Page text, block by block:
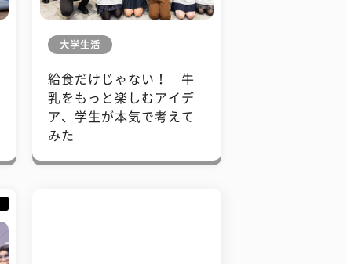
大学生活
給食だけじゃない！ 牛
乳をもっと楽しむアイデ
ア、学生が本気で考えて
みた